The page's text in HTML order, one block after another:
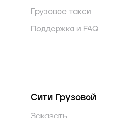
Грузовое такси
Поддержка и FAQ
Сити Грузовой
Заказать